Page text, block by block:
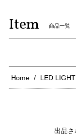
Item 商品一覧
Home LED LIGHT
出品さ